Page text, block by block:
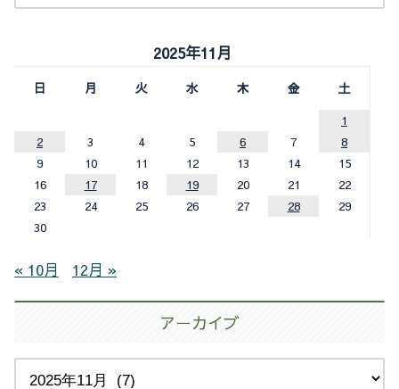
2025年11月
日 月 火 水 木 金
土
1
2
3 4 5 6 7
8
9
10 11 12 13 14
15
16
17 18 19 20 21
22
23
24 25 26 27 28
29
30
« 10月 12月 »
アーカイブ